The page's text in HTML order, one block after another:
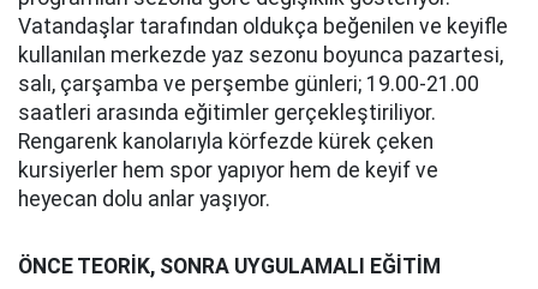
Vatandaşlar tarafından oldukça beğenilen ve keyifle
kullanılan merkezde yaz sezonu boyunca pazartesi,
salı, çarşamba ve perşembe günleri; 19.00-21.00
saatleri arasında eğitimler gerçekleştiriliyor.
Rengarenk kanolarıyla körfezde kürek çeken
kursiyerler hem spor yapıyor hem de keyif ve
heyecan dolu anlar yaşıyor.
ÖNCE TEORİK, SONRA UYGULAMALI EĞİTİM